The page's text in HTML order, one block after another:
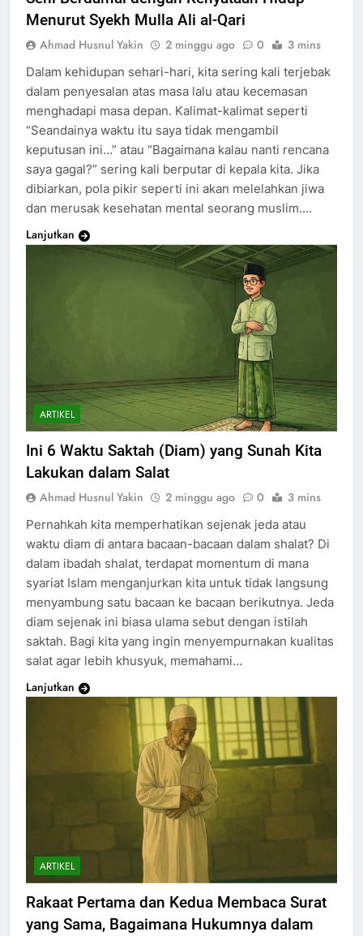
Menurut Syekh Mulla Ali al-Qari
Ahmad Husnul Yakin 2 minggu ago 0 3 mins
Dalam kehidupan sehari-hari, kita sering kali terjebak
dalam penyesalan atas masa lalu atau kecemasan
menghadapi masa depan. Kalimat-kalimat seperti
“Seandainya waktu itu saya tidak mengambil
keputusan ini…” atau “Bagaimana kalau nanti rencana
saya gagal?” sering kali berputar di kepala kita. Jika
dibiarkan, pola pikir seperti ini akan melelahkan jiwa
dan merusak kesehatan mental seorang muslim….
Lanjutkan
ARTIKEL
Ini 6 Waktu Saktah (Diam) yang Sunah Kita
Lakukan dalam Salat
Ahmad Husnul Yakin 2 minggu ago 0 3 mins
Pernahkah kita memperhatikan sejenak jeda atau
waktu diam di antara bacaan-bacaan dalam shalat? Di
dalam ibadah shalat, terdapat momentum di mana
syariat Islam menganjurkan kita untuk tidak langsung
menyambung satu bacaan ke bacaan berikutnya. Jeda
diam sejenak ini biasa ulama sebut dengan istilah
saktah. Bagi kita yang ingin menyempurnakan kualitas
salat agar lebih khusyuk, memahami…
Lanjutkan
ARTIKEL
Rakaat Pertama dan Kedua Membaca Surat
yang Sama, Bagaimana Hukumnya dalam